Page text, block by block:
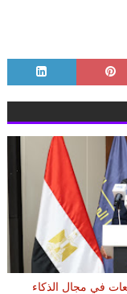
في مجال الذكاء